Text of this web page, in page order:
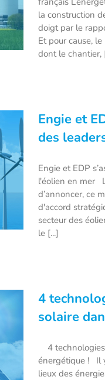
la construction
doigt par le
Et pour cause,
dont le chantier,
Engie et
des
Engie et EDP
l'éolien en mer
d’annoncer, ce
d'accord
secteur des
le [...]
4
solaire
4 technologies
énergétique ! Il
lieux des